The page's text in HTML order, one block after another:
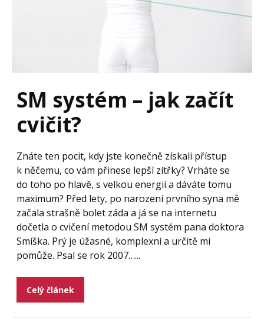
SM systém – jak začít
cvičit?
Znáte ten pocit, kdy jste konečně získali přístup
k něčemu, co vám přinese lepší zítřky? Vrháte se
do toho po hlavě, s velkou energií a dáváte tomu
maximum? Před lety, po narození prvního syna mě
začala strašně bolet záda a já se na internetu
dočetla o cvičení metodou SM systém pana doktora
Smíška. Prý je úžasné, komplexní a určitě mi
pomůže. Psal se rok 2007…...
Celý článek